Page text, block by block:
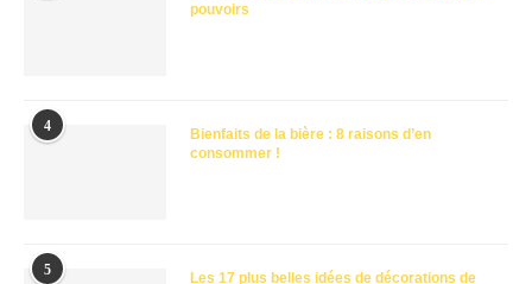
pouvoirs
4
Bienfaits de la bière : 8 raisons d’en
consommer !
5
Les 17 plus belles idées de décorations de